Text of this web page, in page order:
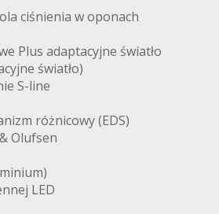
ciśnienia w oponach
Plus adaptacyjne światło
światło)
S-line
różnicowy (EDS)
Olufsen
LED